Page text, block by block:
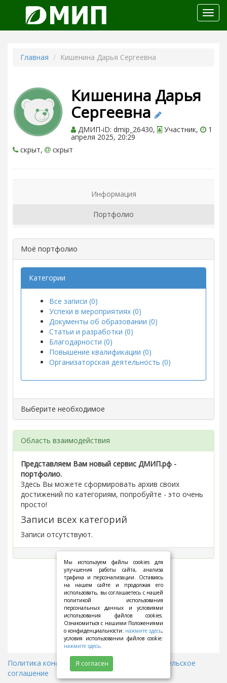
меню
Главная Кишенина Дарья Сергеевна
Кишенина Дарья
Сергеевна
ДМИП-iD: dmip_26430, Участник, 1
апреля 2025, 20:29
скрыт,
скрыт
Информация
Портфолио
Моё портфолио
Категории
Все записи (0)
Успехи в мероприятиях (0)
Документы об образовании (0)
Статьи и разработки (0)
Благодарности (0)
Повышение квалификации (0)
Организаторская деятельность (0)
Выберите необходимое
Область взаимодействия
Представляем Вам новый сервис ДМИП.рф -
портфолио.
Здесь Вы можете сформировать архив своих
достижений по категориям, попробуйте - это очень
просто!
Записи всех категорий
Записи отсутствуют.
Политика конфиденциальности
Пользовательское
соглашение
Мы используем файлы cookies для
улучшения работы сайта, анализа
трафика и персонализации. Оставаясь
на нашем сайте и продолжая его
использовать, вы соглашаетесь с нашей
политикой использования
персональных данных и условиями
использования файлов cookies.
Ознакомиться с нашими Положениями
о конфиденциальности: нажмите здесь,
условия использовании файлов cookie:
нажмите здесь.
Я согласен